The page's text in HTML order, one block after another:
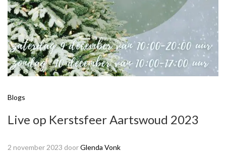
Blogs
Live op Kerstsfeer Aartswoud 2023
2 november 2023 doorGlenda Vonk